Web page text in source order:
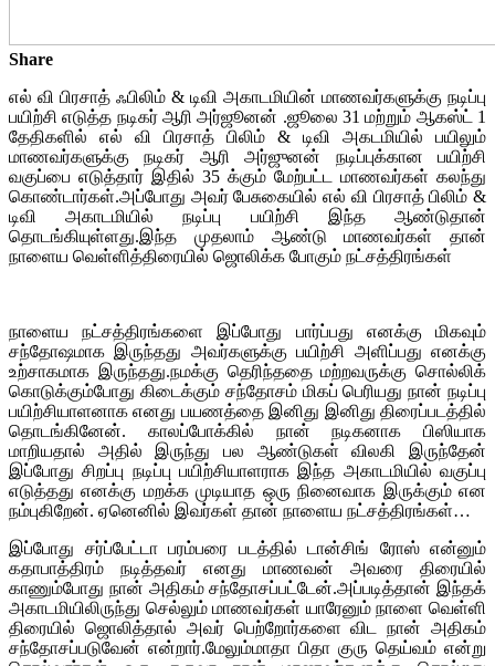
Share
எல் வி பிரசாத் ஃபிலிம் & டிவி அகாடமியின் மாணவர்களுக்கு நடிப்பு
பயிற்சி எடுத்த நடிகர் ஆரி அர்ஜூனன் .ஜூலை 31 மற்றும் ஆகஸ்ட் 1
தேதிகளில் எல் வி பிரசாத் பிலிம் & டிவி அகடமியில் பயிலும்
மாணவர்களுக்கு நடிகர் ஆரி அர்ஜுனன் நடிப்புக்கான பயிற்சி
வகுப்பை எடுத்தார் இதில் 35 க்கும் மேற்பட்ட மாணவர்கள் கலந்து
கொண்டார்கள்.அப்போது அவர் பேசுகையில் எல் வி பிரசாத் பிலிம் &
டிவி அகாடமியில் நடிப்பு பயிற்சி இந்த ஆண்டுதான்
தொடங்கியுள்ளது.இந்த முதலாம் ஆண்டு மாணவர்கள் தான்
நாளைய வெள்ளித்திரையில் ஜொலிக்க போகும் நட்சத்திரங்கள்
நாளைய நட்சத்திரங்களை இப்போது பார்ப்பது எனக்கு மிகவும்
சந்தோஷமாக இருந்தது அவர்களுக்கு பயிற்சி அளிப்பது எனக்கு
உற்சாகமாக இருந்தது.நமக்கு தெரிந்ததை மற்றவருக்கு சொல்லிக்
கொடுக்கும்போது கிடைக்கும் சந்தோசம் மிகப் பெரியது நான் நடிப்பு
பயிற்சியாளனாக எனது பயணத்தை இனிது இனிது திரைப்படத்தில்
தொடங்கினேன். காலப்போக்கில் நான் நடிகனாக பிஸியாக
மாறியதால் அதில் இருந்து பல ஆண்டுகள் விலகி இருந்தேன்
இப்போது சிறப்பு நடிப்பு பயிற்சியாளராக இந்த அகாடமியில் வகுப்பு
எடுத்தது எனக்கு மறக்க முடியாத ஒரு நினைவாக இருக்கும் என
நம்புகிறேன். ஏனெனில் இவர்கள் தான் நாளைய நட்சத்திரங்கள்…
இப்போது சர்ப்பேட்டா பரம்பரை படத்தில் டான்சிங் ரோஸ் என்னும்
கதாபாத்திரம் நடித்தவர் எனது மாணவன் அவரை திரையில்
காணும்போது நான் அதிகம் சந்தோசப்பட்டேன்.அப்படித்தான் இந்தக்
அகாடமியிலிருந்து செல்லும் மாணவர்கள் யாரேனும் நாளை வெள்ளி
திரையில் ஜொலித்தால் அவர் பெற்றோர்களை விட நான் அதிகம்
சந்தோசப்படுவேன் என்றார்.மேலும்மாதா பிதா குரு தெய்வம் என்று